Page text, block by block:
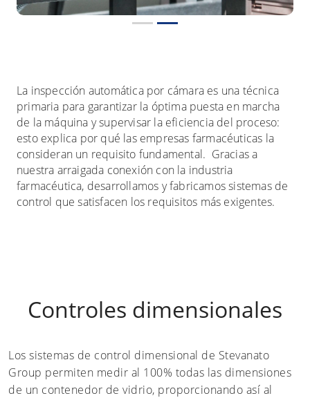
La inspección automática por cámara es una técnica
primaria para garantizar la óptima puesta en marcha
de la máquina y supervisar la eficiencia del proceso:
esto explica por qué las empresas farmacéuticas la
consideran un requisito fundamental. Gracias a
nuestra arraigada conexión con la industria
farmacéutica, desarrollamos y fabricamos sistemas de
control que satisfacen los requisitos más exigentes.
Controles dimensionales
Los sistemas de control dimensional de Stevanato
Group permiten medir al 100% todas las dimensiones
de un contenedor de vidrio, proporcionando así al